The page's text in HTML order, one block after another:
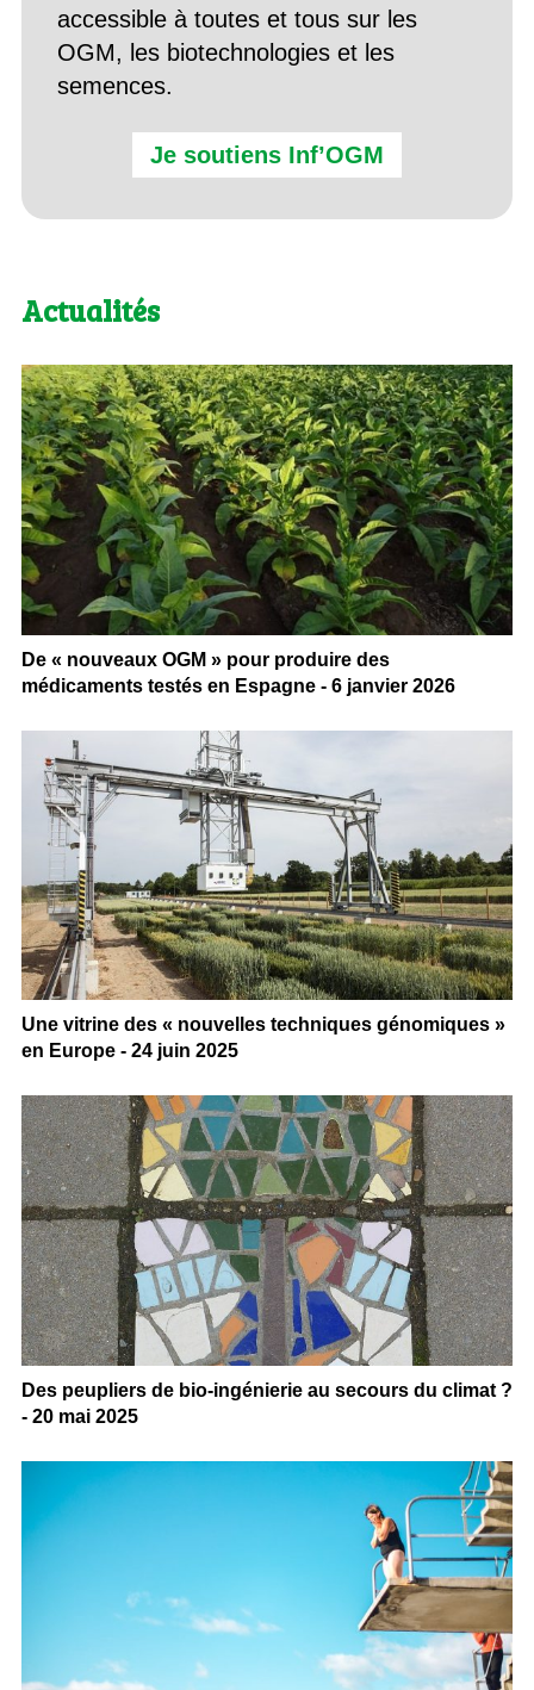
accessible à toutes et tous sur les
OGM, les biotechnologies et les
semences.
Je soutiens Inf’OGM
Actualités
De « nouveaux OGM » pour produire des
médicaments testés en Espagne - 6 janvier 2026
Une vitrine des « nouvelles techniques génomiques »
en Europe - 24 juin 2025
Des peupliers de bio-ingénierie au secours du climat ?
- 20 mai 2025